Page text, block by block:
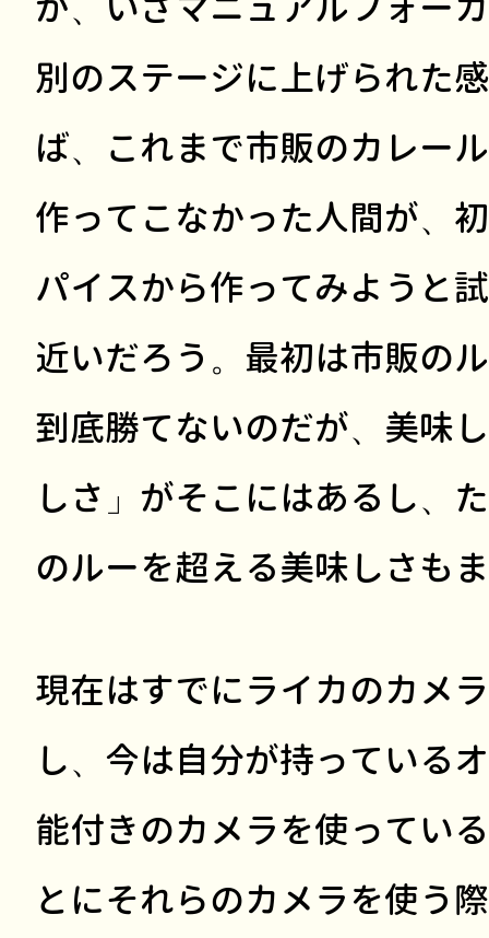
別のステージに上げられた
ば、これまで市販のカレー
作ってこなかった人間が、
パイスから作ってみようと
近いだろう。最初は市販の
到底勝てないのだが、美味
しさ」がそこにはあるし、
のルーを超える美味しさも
現在はすでにライカのカメ
し、今は自分が持っている
能付きのカメラを使ってい
とにそれらのカメラを使う